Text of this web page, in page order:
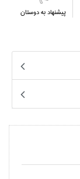
پیشنهاد به دوستان